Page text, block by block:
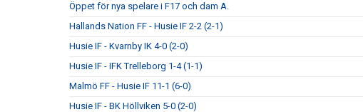
Öppet för nya spelare i F17 och dam A.
Hallands Nation FF - Husie IF 2-2 (2-1)
Husie IF - Kvarnby IK 4-0 (2-0)
Husie IF - IFK Trelleborg 1-4 (1-1)
Malmö FF - Husie IF 11-1 (6-0)
Husie IF - BK Höllviken 5-0 (2-0)